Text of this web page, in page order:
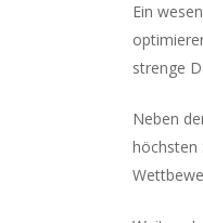
Ein
strenge
Neben
höchsten